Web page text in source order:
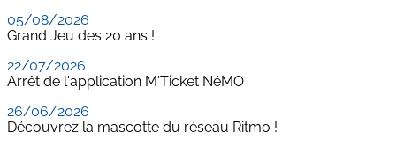
05/08/2026
Grand Jeu des 20 ans !
22/07/2026
Arrêt de l'application M'Ticket NéMO
26/06/2026
Découvrez la mascotte du réseau Ritmo !